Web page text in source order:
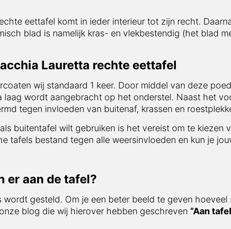
eettafel komt in ieder interieur tot zijn recht.
blad is namelijk kras- en vlekbestendig (het blad
Lauretta rechte eettafel
wij standaard 1 keer. Door middel van deze
laag wordt aangebracht op het onderstel. Naast het
tegen invloeden van buitenaf, krassen en
buitentafel wilt gebruiken is het vereist om te kiezen
tafels bestand tegen alle weersinvloeden en kun je
er aan de tafel?
wordt gesteld. Om je een beter beeld te geven
blog die wij hierover hebben geschreven “Aan